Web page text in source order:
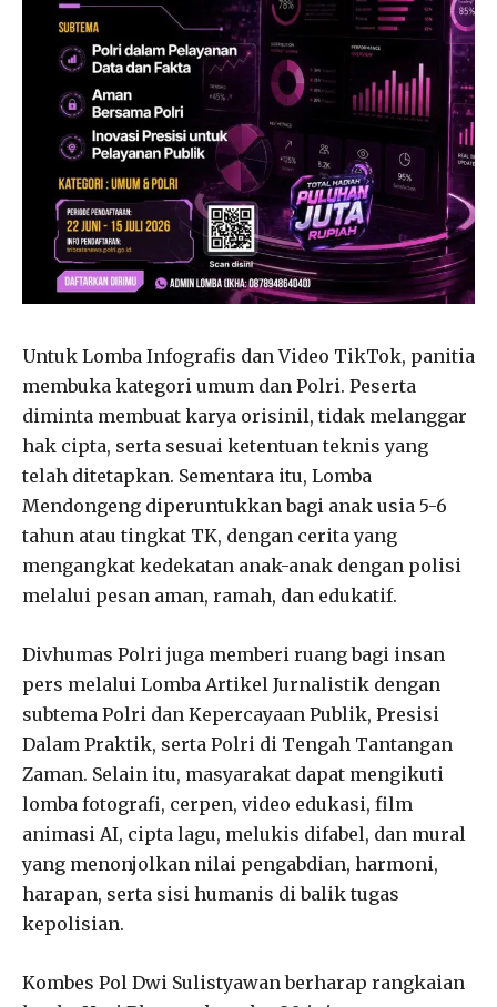
Untuk Lomba Infografis dan Video TikTok, panitia
membuka kategori umum dan Polri. Peserta
diminta membuat karya orisinil, tidak melanggar
hak cipta, serta sesuai ketentuan teknis yang
telah ditetapkan. Sementara itu, Lomba
Mendongeng diperuntukkan bagi anak usia 5-6
tahun atau tingkat TK, dengan cerita yang
mengangkat kedekatan anak-anak dengan polisi
melalui pesan aman, ramah, dan edukatif.
Divhumas Polri juga memberi ruang bagi insan
pers melalui Lomba Artikel Jurnalistik dengan
subtema Polri dan Kepercayaan Publik, Presisi
Dalam Praktik, serta Polri di Tengah Tantangan
Zaman. Selain itu, masyarakat dapat mengikuti
lomba fotografi, cerpen, video edukasi, film
animasi AI, cipta lagu, melukis difabel, dan mural
yang menonjolkan nilai pengabdian, harmoni,
harapan, serta sisi humanis di balik tugas
kepolisian.
Kombes Pol Dwi Sulistyawan berharap rangkaian